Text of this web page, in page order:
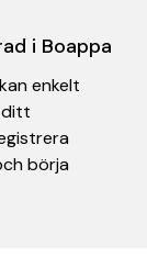
i Boappa
enkelt
ditt
börja